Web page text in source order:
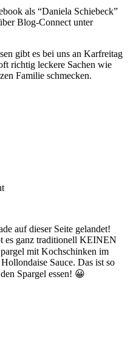
als “Daniela Schiebeck”
Blog-Connect unter
gibt es bei uns an Karfreitag
richtig leckere Sachen wie
Familie schmecken.
auf dieser Seite gelandet!
ganz traditionell KEINEN
mit Kochschinken im
Sauce. Das ist so
Spargel essen! 😀